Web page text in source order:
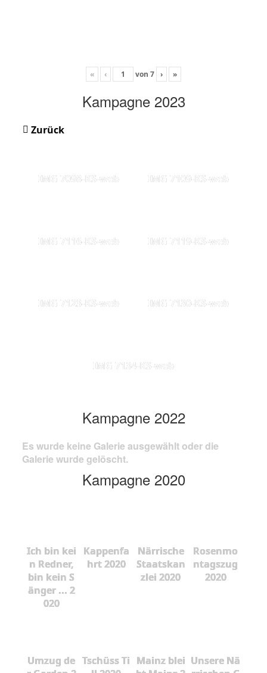
« ‹ von 7 › »
Kampagne 2023
Zurück
IMG 7098-KS-web IMG 7109-KS-web
IMG 7116-KS-web IMG 7119-KS-web
IMG 7123-KS-web IMG 7130-KS-web
IMG 7134-KS-web
Kampagne 2022
Es wurde keine Galerie ausgewählt oder die
Galerie wurde gelöscht.
Kampagne 2020
Ich bin kei
n Redner,
bin kein S
änger ... 2
020
Kappenfa
hrt 2020
Närrische
Staatskan
zlei 2020
Rosenmo
ntagszug
2020
Umzug de Tschüss Ti Mainz blei Unsere Nä